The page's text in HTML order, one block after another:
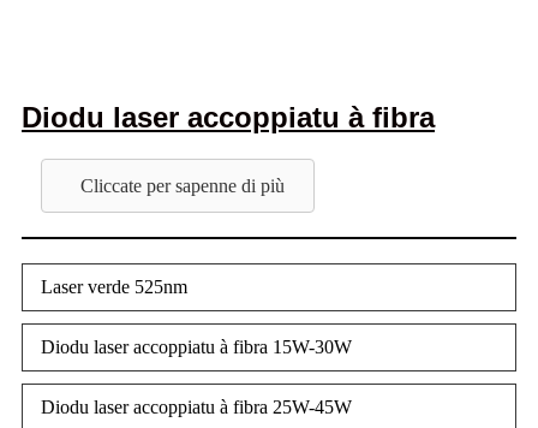
Diodu laser accoppiatu à fibra
Cliccate per sapenne di più
Laser verde 525nm
Diodu laser accoppiatu à fibra 15W-30W
Diodu laser accoppiatu à fibra 25W-45W